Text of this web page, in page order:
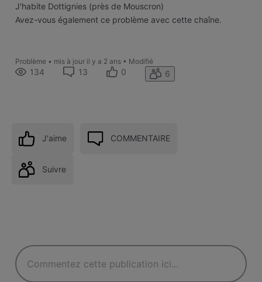
J'habite Dottignies (près de Mouscron)
Avez-vous également ce problème avec cette chaîne.
Problème • mis à jour il y a 2 ans• Modifié
134 13 0 6
J'aime COMMENTAIRE
Suivre